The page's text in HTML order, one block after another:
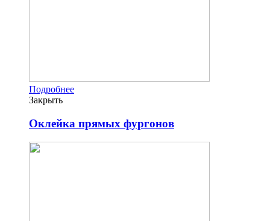
Подробнее
Закрыть
Оклейка прямых фургонов